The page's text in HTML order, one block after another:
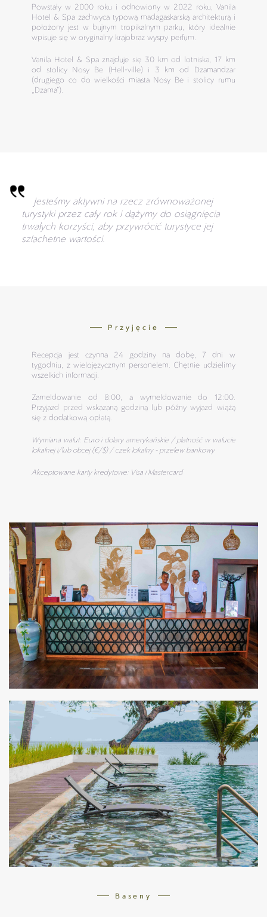
Powstały w 2000 roku i odnowiony w 2022 roku, Vanila
Hotel & Spa zachwyca typową madagaskarską architekturą i
położony jest w bujnym tropikalnym parku, który idealnie
wpisuje się w oryginalny krajobraz wyspy perfum.
Vanila Hotel & Spa znajduje się 30 km od lotniska, 17 km
od stolicy Nosy Be (Hell-ville) i 3 km od Dzamandzar
(drugiego co do wielkości miasta Nosy Be i stolicy rumu
„Dzama”).
Jesteśmy aktywni na rzecz zrównoważonej
turystyki przez cały rok i dążymy do osiągnięcia
trwałych korzyści, aby przywrócić turystyce jej
szlachetne wartości.
Przyjęcie
Recepcja jest czynna 24 godziny na dobę, 7 dni w
tygodniu, z wielojęzycznym personelem. Chętnie udzielimy
wszelkich informacji.
Zameldowanie od 8:00, a wymeldowanie do 12:00.
Przyjazd przed wskazaną godziną lub późny wyjazd wiążą
się z dodatkową opłatą.
Wymiana walut: Euro i dolary amerykańskie / płatność w walucie
lokalnej i/lub obcej (€/$) / czek lokalny - przelew bankowy
Akceptowane karty kredytowe: Visa i Mastercard
Baseny